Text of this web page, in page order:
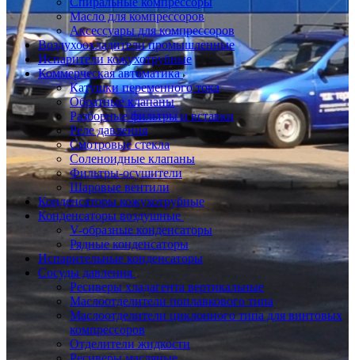
Масло для компрессоров
Аксессуары для компрессоров
Воздухоохладители промышленные
Испарители кожухотрубные
Коммерческая автоматика
Катушки переменного тока
Обратные клапаны
Разборные фильтры и вставки
Реле давления
Смотровые стекла
Соленоидные клапаны
Фильтры-осушители
Шаровые вентили
Конденсаторы кожухотрубные
Конденсаторы воздушные
V-образные конденсаторы
Рядные конденсаторы
Испарительные конденсаторы
Сосуды давления
Ресиверы хладагента вертикальные
Маслоотделители поплавкового типа
Маслоотделители циклонного типа для винтовых
компрессоров
Отделители жидкости